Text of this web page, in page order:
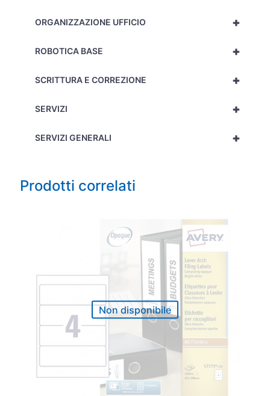
+
ORGANIZZAZIONE UFFICIO
+
ROBOTICA BASE
+
SCRITTURA E CORREZIONE
+
SERVIZI
+
SERVIZI GENERALI
Prodotti correlati
Non disponibile